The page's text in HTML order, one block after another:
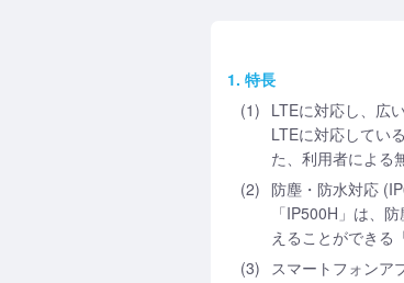
1. 特長
(1) LTEに対応し、広
LTEに対応してい
た、利用者による
(2) 防塵・防水対応
「IP500H」は、
えることができる
(3) スマートフォンア